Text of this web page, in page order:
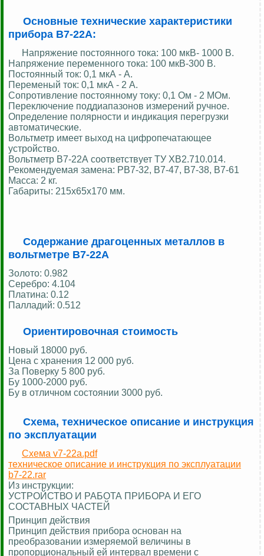
Основные технические характеристики
прибора В7-22А:
Напряжение постоянного тока: 100 мкВ- 1000 В.
Напряжение переменного тока: 100 мкВ-300 В.
Постоянный ток: 0,1 мкА - А.
Переменый ток: 0,1 мкА - 2 А.
Сопротивление постоянному току: 0,1 Ом - 2 МОм.
Переключение поддиапазонов измерений ручное.
Определение полярности и индикация перегрузки
автоматические.
Вольтметр имеет выход на цифропечатающее
устройство.
Вольтметр В7-22А соответствует ТУ ХВ2.710.014.
Рекомендуемая замена: РВ7-32, В7-47, В7-38, В7-61
Масса: 2 кг.
Габариты: 215х65х170 мм.
Содержание драгоценных металлов в
вольтметре В7-22А
Золото: 0.982
Серебро: 4.104
Платина: 0.12
Палладий: 0.512
Ориентировочная стоимость
Новый 18000 руб.
Цена c хранения 12 000 руб.
За Поверку 5 800 руб.
Бу 1000-2000 руб.
Бу в отличном состоянии 3000 руб.
Схема, техническое описание и инструкция
по эксплуатации
Схема v7-22a.pdf
техническое описание и инструкция по эксплуатации
b7-22.rar
Из инструкции:
УСТРОЙСТВО И РАБОТА ПРИБОРА И ЕГО
СОСТАВНЫХ ЧАСТЕЙ
Принцип действия
Принцип действия прибора основан на
преобразовании измеряемой величины в
пропорциональный ей интервал времени с